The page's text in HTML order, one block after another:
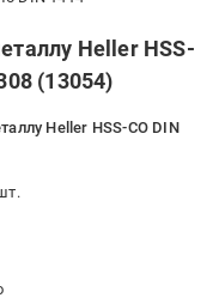
Heller HSS-
(13054)
Heller HSS-CO DIN